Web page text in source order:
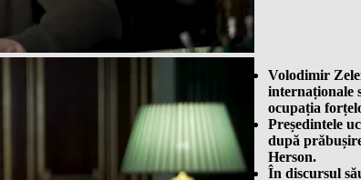
Volodimir
internaționale
ocupația
Președintele
după
Herson.
În discursul